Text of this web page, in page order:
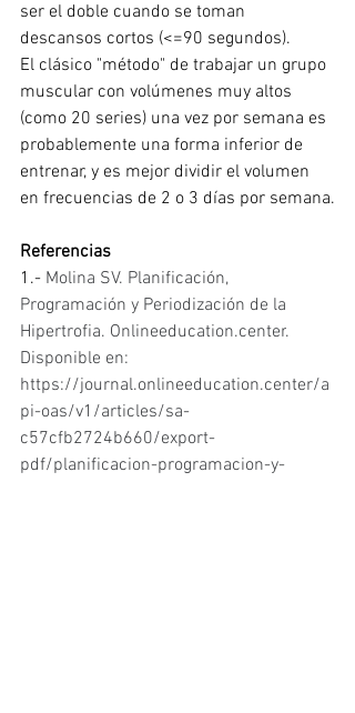
ser el doble cuando se toman
descansos cortos (<=90 segundos).
El clásico "método" de trabajar un grupo
muscular con volúmenes muy altos
(como 20 series) una vez por semana es
probablemente una forma inferior de
entrenar, y es mejor dividir el volumen
en frecuencias de 2 o 3 días por semana.
Referencias
1.- Molina SV. Planificación,
Programación y Periodización de la
Hipertrofia. Onlineeducation.center.
Disponible en:
https://journal.onlineeducation.center/a
pi-oas/v1/articles/sa-
c57cfb2724b660/export-
pdf/planificacion-programacion-y-